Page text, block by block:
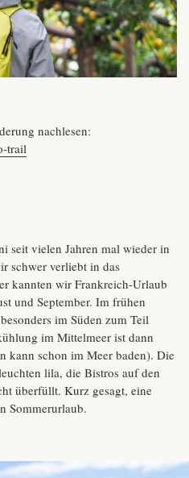
nachlesen:
trail
seit vielen Jahren mal wieder in
schwer verliebt in das
kannten wir Frankreich-Urlaub
und September. Im frühen
im Süden zum Teil
im Mittelmeer ist dann
kann schon im Meer baden). Die
lila, die Bistros auf den
überfüllt. Kurz gesagt, eine
Sommerurlaub.